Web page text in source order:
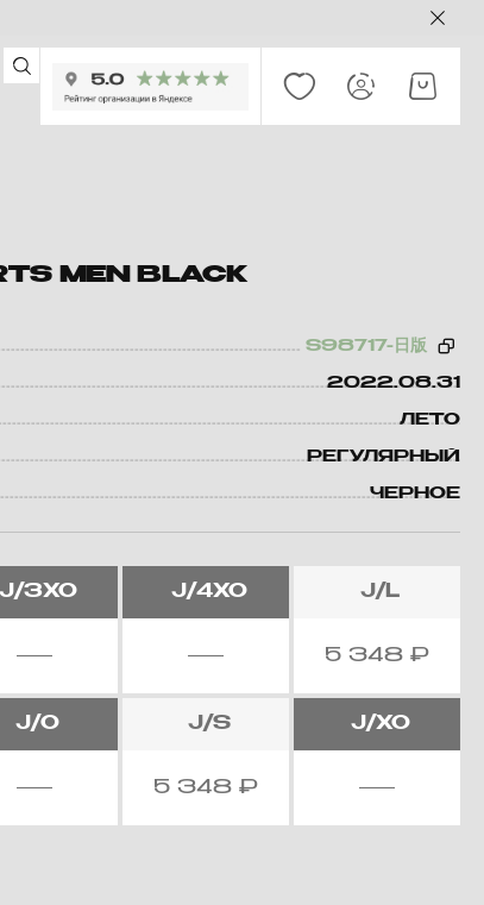
MEN BLACK
S98717-日版
2022.08.31
ЛЕТО
РЕГУЛЯРНЫЙ
ЧЕРНОЕ
J/3XO J/4XO J/L
5 348 ₽
J/O J/S
5 348₽
J/XO